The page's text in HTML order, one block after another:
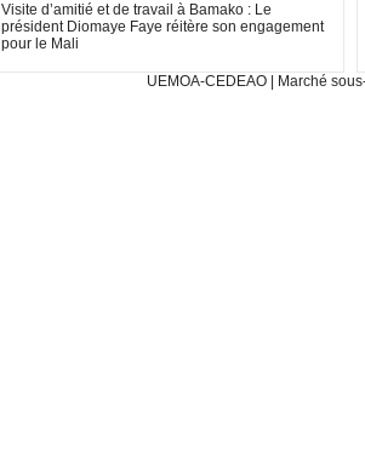
Visite d’amitié et de travail à Bamako : Le
président Diomaye Faye réitère son engagement
pour le Mali
UEMOA-CEDEAO Marché